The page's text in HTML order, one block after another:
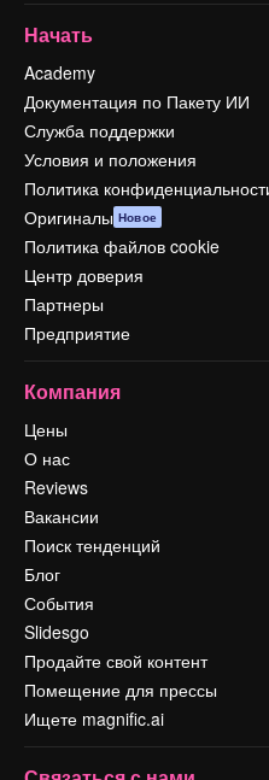
Начать
Academy
Документация по Пакету ИИ
Служба поддержки
Условия и положения
Политика
Оригиналы Новое
Политика файлов cookie
Центр доверия
Партнеры
Предприятие
Компания
Цены
О нас
Reviews
Вакансии
Поиск тенденций
Блог
События
Slidesgo
Продайте свой контент
Помещение для прессы
Ищете magnific.ai